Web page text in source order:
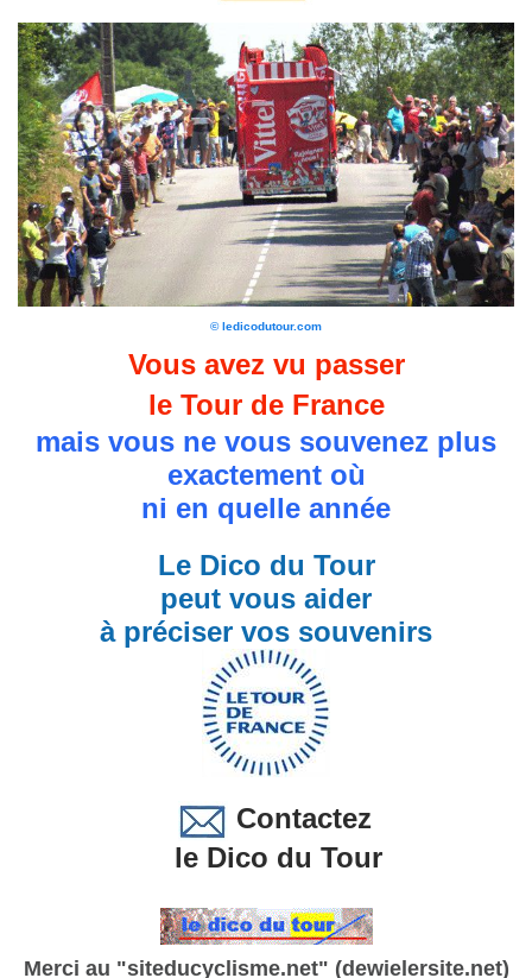
© ledicodutour.com
Vous avez vu passer
le Tour de France
mais vous ne vous souvenez plus
exactement où
ni en quelle année
Le Dico du Tour
peut vous aider
à préciser vos souvenirs
Contactez
le Dico du Tour
Merci au "siteducyclisme.net" (dewielersite.net)